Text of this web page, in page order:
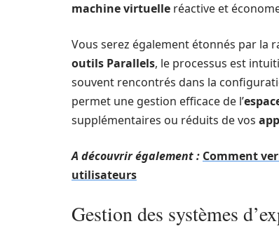
machine virtuelle réactive et
Vous serez également étonnés par la
outils Parallels, le processus est
souvent rencontrés dans la
permet une gestion efficace de l’
supplémentaires ou réduits de vos
A découvrir également : Comment
utilisateurs
Gestion des systèmes